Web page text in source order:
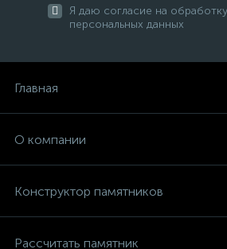
Я даю согласие на
персональных данных
Главная
О компании
Конструктор памятников
Рассчитать памятник